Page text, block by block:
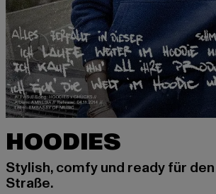
HOODIES
Stylish, comfy und ready für
Straße.